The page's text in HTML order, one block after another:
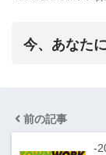
今、あなた
前の記事
-